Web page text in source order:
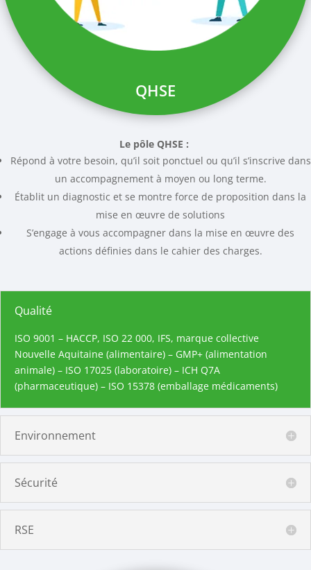
QHSE
Le pôle QHSE :
Répond à votre besoin, qu’il soit ponctuel ou qu’il s’inscrive dans
un accompagnement à moyen ou long terme.
Établit un diagnostic et se montre force de proposition dans la
mise en œuvre de solutions
S’engage à vous accompagner dans la mise en œuvre des
actions définies dans le cahier des charges.
Qualité
ISO 9001 – HACCP, ISO 22 000, IFS, marque collective
Nouvelle Aquitaine (alimentaire) – GMP+ (alimentation
animale) – ISO 17025 (laboratoire) – ICH Q7A
(pharmaceutique) – ISO 15378 (emballage médicaments)
Environnement
Sécurité
RSE